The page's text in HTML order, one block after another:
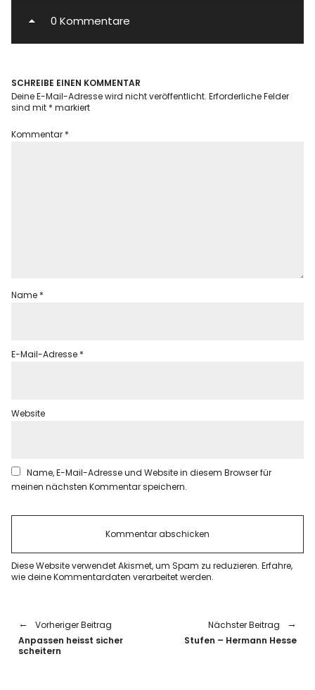
0 Kommentare
SCHREIBE EINEN KOMMENTAR
Deine E-Mail-Adresse wird nicht veröffentlicht. Erforderliche Felder
sind mit * markiert
Kommentar *
Name *
E-Mail-Adresse *
Website
Name, E-Mail-Adresse und Website in diesem Browser für
meinen nächsten Kommentar speichern.
Diese Website verwendet Akismet, um Spam zu reduzieren.Erfahre,
wie deine Kommentardaten verarbeitet werden.
Vorheriger Beitrag
Anpassen heisst sicher
scheitern
Nächster Beitrag
Stufen – Hermann Hesse